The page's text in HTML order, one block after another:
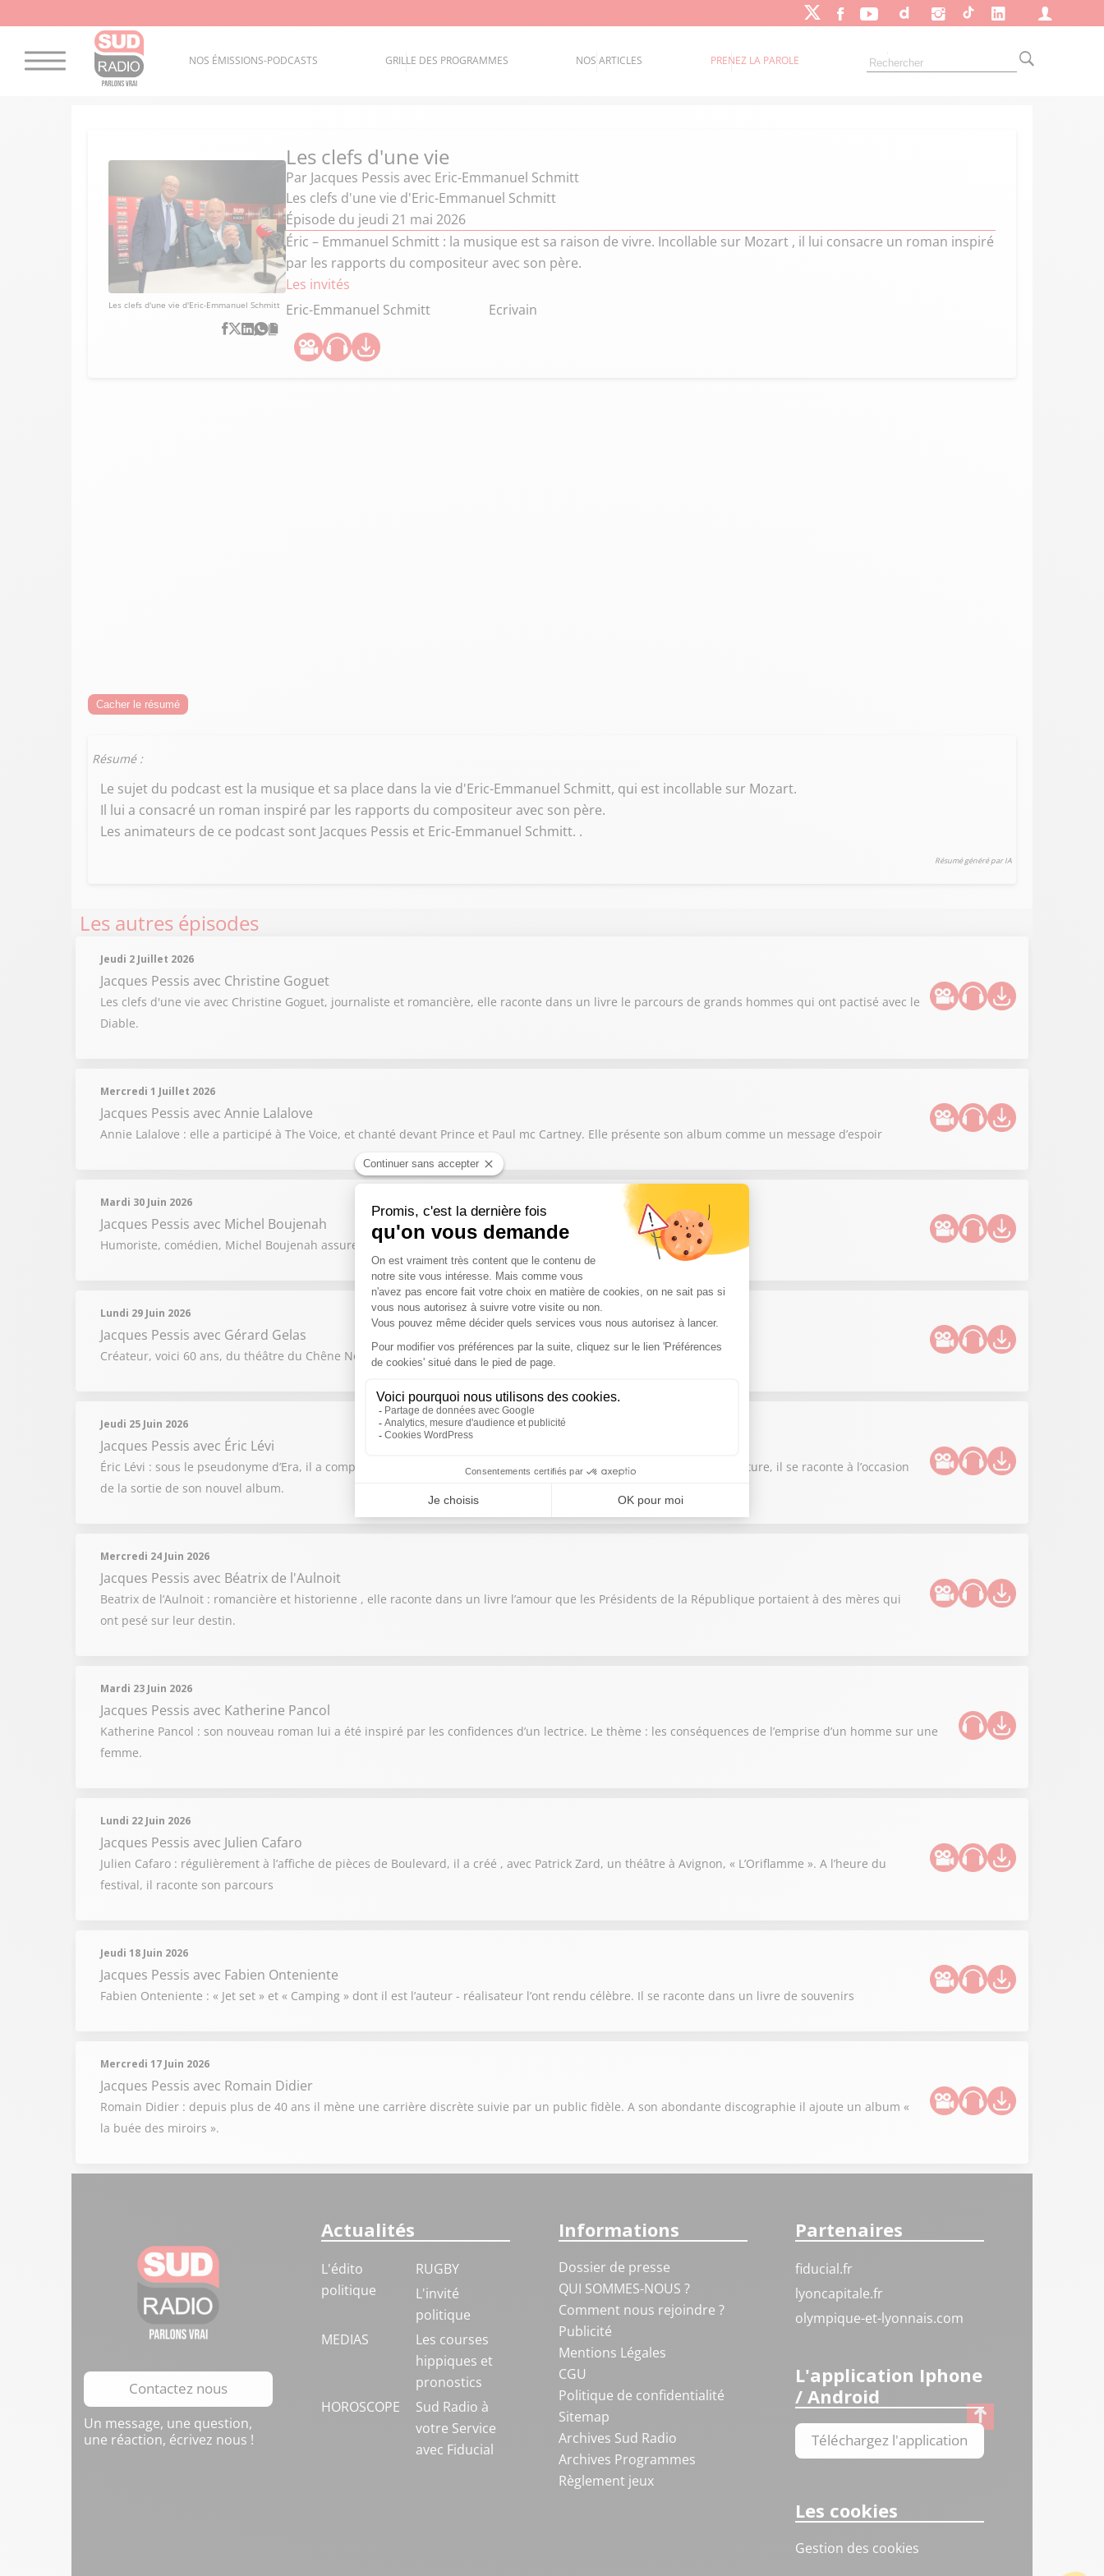
NOS ÉMISSIONS-PODCASTS GRILLE DES PROGRAMMES NOS ARTICLES PRENEZ LA PAROLE
Les clefs d'une vie d'Eric-Emmanuel Schmitt
Les clefs d'une vie
Par Jacques Pessis avec Eric-Emmanuel Schmitt
Les clefs d'une vie d'Eric-Emmanuel Schmitt
Épisode du jeudi 21 mai 2026
Éric – Emmanuel Schmitt : la musique est sa raison de vivre. Incollable sur Mozart , il lui consacre un roman inspiré
par les rapports du compositeur avec son père.
Les invités
Eric-Emmanuel Schmitt
Ecrivain
Cacher le résumé
Résumé :
Le sujet du podcast est la musique et sa place dans la vie d'Eric-Emmanuel Schmitt, qui est incollable sur Mozart.
Il lui a consacré un roman inspiré par les rapports du compositeur avec son père.
Les animateurs de ce podcast sont Jacques Pessis et Eric-Emmanuel Schmitt. .
Résumé généré par IA
Les autres épisodes
Jeudi 2 Juillet 2026
Jacques Pessis avec Christine Goguet
Les clefs d'une vie avec Christine Goguet, journaliste et romancière, elle raconte dans un livre le parcours de grands hommes qui ont pactisé avec le
Diable.
Mercredi 1 Juillet 2026
Jacques Pessis avec Annie Lalalove
Annie Lalalove : elle a participé à The Voice, et chanté devant Prince et Paul mc Cartney. Elle présente son album comme un message d’espoir
Mardi 30 Juin 2026
Jacques Pessis avec Michel Boujenah
Humoriste, comédien, Michel Boujenah assure aussi la direction artistique du Festival de Ramatuelle
Lundi 29 Juin 2026
Jacques Pessis avec Gérard Gelas
Créateur, voici 60 ans, du théâtre du Chêne Noir à Avignon, Gérard Gelas raconte son parcours au cœur du Festival
Jeudi 25 Juin 2026
Jacques Pessis avec Éric Lévi
Éric Lévi : sous le pseudonyme d’Era, il a composé « Ameno », une mélodie qui a fait le tour du monde. Discret par nature, il se raconte à l’occasion
de la sortie de son nouvel album.
Mercredi 24 Juin 2026
Jacques Pessis avec Béatrix de l'Aulnoit
Beatrix de l’Aulnoit : romancière et historienne , elle raconte dans un livre l’amour que les Présidents de la République portaient à des mères qui
ont pesé sur leur destin.
Mardi 23 Juin 2026
Jacques Pessis avec Katherine Pancol
Katherine Pancol : son nouveau roman lui a été inspiré par les confidences d’un lectrice. Le thème : les conséquences de l’emprise d’un homme sur une
femme.
Lundi 22 Juin 2026
Jacques Pessis avec Julien Cafaro
Julien Cafaro : régulièrement à l’affiche de pièces de Boulevard, il a créé , avec Patrick Zard, un théâtre à Avignon, « L’Oriflamme ». A l’heure du
festival, il raconte son parcours
Jeudi 18 Juin 2026
Jacques Pessis avec Fabien Onteniente
Fabien Onteniente : « Jet set » et « Camping » dont il est l’auteur - réalisateur l’ont rendu célèbre. Il se raconte dans un livre de souvenirs
Mercredi 17 Juin 2026
Jacques Pessis avec Romain Didier
Romain Didier : depuis plus de 40 ans il mène une carrière discrète suivie par un public fidèle. A son abondante discographie il ajoute un album «
la buée des miroirs ».
Contactez nous
Un message, une question,
une réaction, écrivez nous !
Actualités
L'édito
politique
RUGBY
L'invité
politique
MEDIAS
Les courses
hippiques et
pronostics
HOROSCOPE
Sud Radio à
votre Service
avec Fiducial
Informations
Dossier de presse
QUI SOMMES-NOUS ?
Comment nous rejoindre ?
Publicité
Mentions Légales
CGU
Politique de confidentialité
Sitemap
Archives Sud Radio
Archives Programmes
Règlement jeux
Partenaires
fiducial.fr
lyoncapitale.fr
olympique-et-lyonnais.com
L'application Iphone
/ Android
Téléchargez l'application
Les cookies
Gestion des cookies